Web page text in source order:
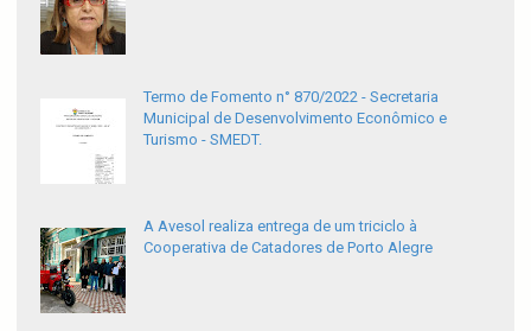
Termo de Fomento n° 870/2022 - Secretaria
Municipal de Desenvolvimento Econômico e
Turismo - SMEDT.
A Avesol realiza entrega de um triciclo à
Cooperativa de Catadores de Porto Alegre